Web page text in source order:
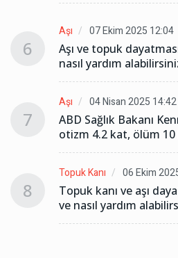
6
Aşı 07 Ekim 2025 12:04
Aşı ve topuk
nasıl yardım
7
Aşı 04 Nisan 2025 14:42
ABD Sağlık Bakanı
otizm 4.2 kat, ölüm
8
Topuk Kanı 06 Ekim
Topuk kanı ve aşı
ve nasıl yardım